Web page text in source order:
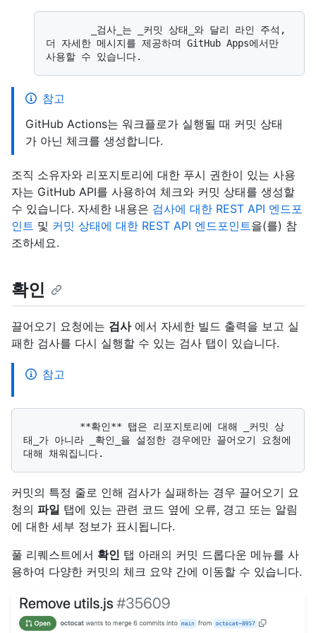
더 자세한 메시지를 제공하며 GitHub Apps에서만
참고
GitHub Actions는 워크플로가 실행될 때 커밋 상태
가 아닌 체크를 생성합니다.
조직 소유자와 리포지토리에 대한 푸시 권한이 있는 사용
자는 GitHub API를 사용하여 체크와 커밋 상태를 생성할
수 있습니다. 자세한 내용은 검사에 대한 REST API 엔드포
인트 및 커밋 상태에 대한 REST API 엔드포인트을(를) 참
조하세요.
확인
끌어오기 요청에는 검사에서 자세한 빌드 출력을 보고 실
패한 검사를 다시 실행할 수 있는 검사 탭이 있습니다.
참고
태_가 아니라 _확인_을 설정한 경우에만 끌어오기 요청에
커밋의 특정 줄로 인해 검사가 실패하는 경우 끌어오기 요
청의 파일 탭에 있는 관련 코드 옆에 오류, 경고 또는 알림
에 대한 세부 정보가 표시됩니다.
풀 리퀘스트에서 확인 탭 아래의 커밋 드롭다운 메뉴를 사
용하여 다양한 커밋의 체크 요약 간에 이동할 수 있습니다.